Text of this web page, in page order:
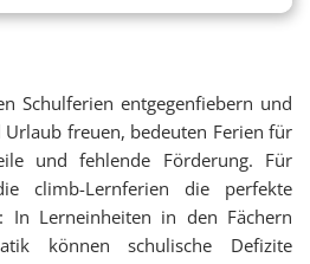
Schulferien entgegenfiebern und
freuen, bedeuten Ferien für
und fehlende Förderung. Für
climb-Lernferien die perfekte
In Lerneinheiten in den Fächern
können schulische Defizite